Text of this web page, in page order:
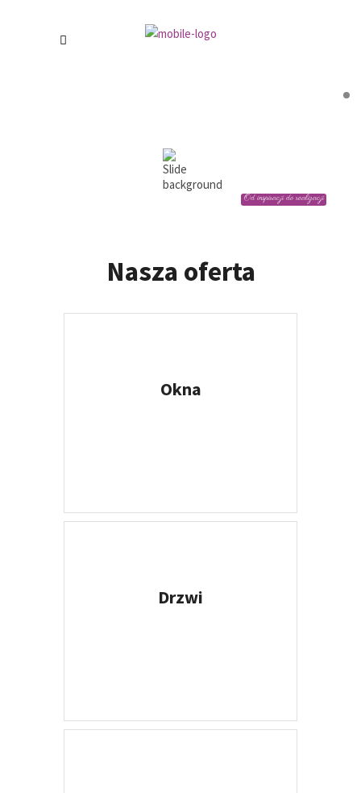
Od inspiracji do realizacji
Nasza oferta
Okna
Drzwi